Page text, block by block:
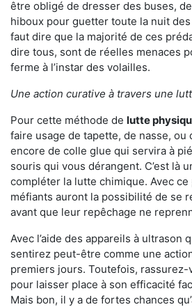
être obligé de dresser des buses,
hiboux pour guetter toute la nuit
faut dire que la majorité de ces
dire tous, sont de réelles menaces
ferme à l’instar des volailles.
Une action curative à travers une
Pour cette méthode de lutte
faire usage de tapette, de nasse, ou
encore de colle glue qui servira à
souris qui vous dérangent. C’est là
compléter la lutte chimique. Avec
méfiants auront la possibilité de se
avant que leur repêchage ne
Avec l’aide des appareils à ultrason
sentirez peut-être comme une
premiers jours. Toutefois, rassurez-
pour laisser place à son efficacité
Mais bon, il y a de fortes chances